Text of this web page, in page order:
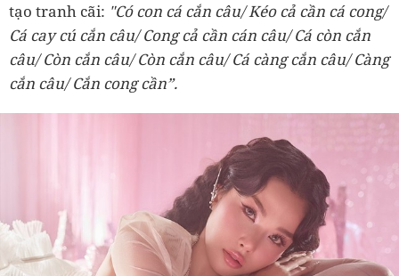
tạo tranh cãi: "Có con cá cắn câu/ Kéo cả cần cá cong/
Cá cay cú cắn câu/ Cong cả cần cán câu/ Cá còn cắn
câu/ Còn cắn câu/ Còn cắn câu/ Cá càng cắn câu/ Càng
cắn câu/ Cắn cong cần”.